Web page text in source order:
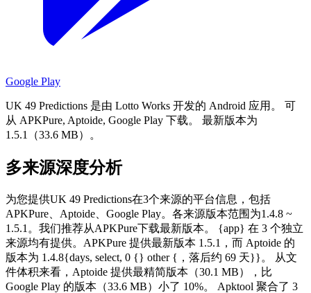
Google Play
UK 49 Predictions 是由 Lotto Works 开发的 Android 应用。
可
从 APKPure, Aptoide, Google Play 下载。
最新版本为
1.5.1（33.6 MB）。
多来源深度分析
为您提供UK 49 Predictions在3个来源的平台信息，包括
APKPure、Aptoide、Google Play。各来源版本范围为1.4.8 ~
1.5.1。我们推荐从APKPure下载最新版本。 {app} 在 3 个独立
来源均有提供。APKPure 提供最新版本 1.5.1，而 Aptoide 的
版本为 1.4.8{days, select, 0 {} other {，落后约 69 天}}。 从文
件体积来看，Aptoide 提供最精简版本（30.1 MB），比
Google Play 的版本（33.6 MB）小了 10%。 Apktool 聚合了 3